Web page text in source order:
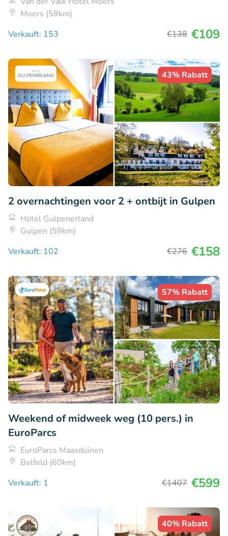
Moers (59km)
Verkauft: 153
€138 €109
43% Rabatt
2 overnachtingen voor 2 + ontbijt in Gulpen
Hotel Gulpenerland
Gulpen (59km)
Verkauft: 102
€276 €158
57% Rabatt
Weekend of midweek weg (10 pers.) in
EuroParcs
EuroParcs Maasduinen
Belfeld (60km)
Verkauft: 1
€1407 €599
40% Rabatt